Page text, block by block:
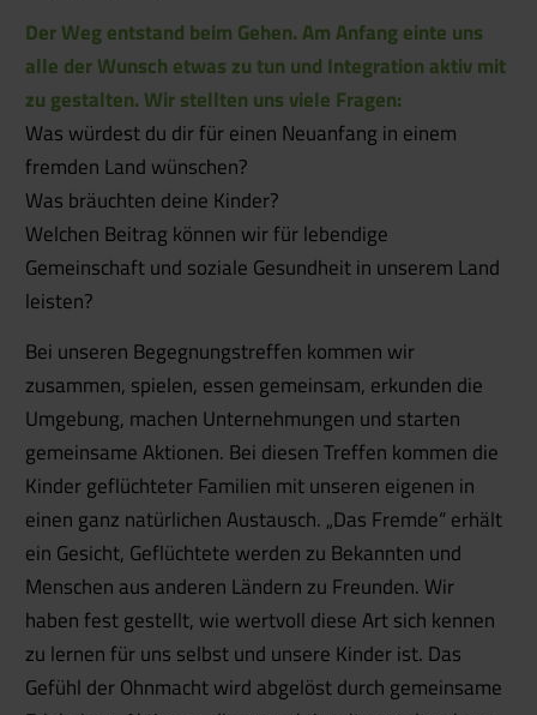
Der Weg entstand beim Gehen. Am Anfang einte uns
alle der Wunsch etwas zu tun und Integration aktiv mit
zu gestalten. Wir stellten uns viele Fragen:
Was würdest du dir für einen Neuanfang in einem
fremden Land wünschen?
Was bräuchten deine Kinder?
Welchen Beitrag können wir für lebendige
Gemeinschaft und soziale Gesundheit in unserem Land
leisten?
Bei unseren Begegnungstreffen kommen wir
zusammen, spielen, essen gemeinsam, erkunden die
Umgebung, machen Unternehmungen und starten
gemeinsame Aktionen. Bei diesen Treffen kommen die
Kinder geflüchteter Familien mit unseren eigenen in
einen ganz natürlichen Austausch. „Das Fremde“ erhält
ein Gesicht, Geflüchtete werden zu Bekannten und
Menschen aus anderen Ländern zu Freunden. Wir
haben fest gestellt, wie wertvoll diese Art sich kennen
zu lernen für uns selbst und unsere Kinder ist. Das
Gefühl der Ohnmacht wird abgelöst durch gemeinsame